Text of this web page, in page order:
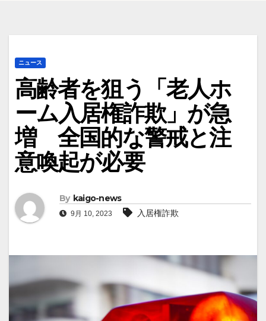
ニュース
高齢者を狙う「老人ホ
ーム入居権詐欺」が急
増 全国的な警戒と注
意喚起が必要
By kaigo-news
9月 10, 2023 入居権詐欺